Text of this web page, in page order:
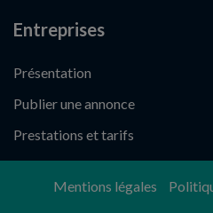
Entreprises
Présentation
Publier une annonce
Prestations et tarifs
Mentions légales